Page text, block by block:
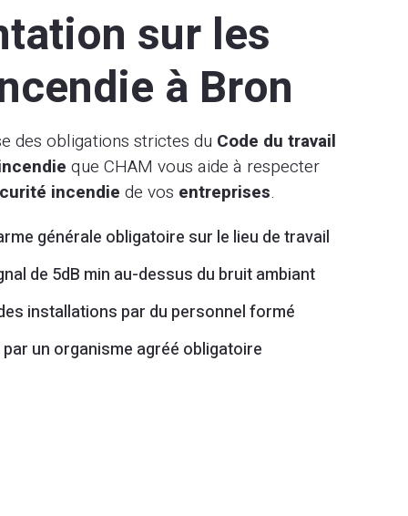
sur les
à Bron
des obligations strictes du Code du travail
que CHAM vous aide à respecter
incendie de vos entreprises.
générale obligatoire sur le lieu de travail
de 5dB min au-dessus du bruit ambiant
installations par du personnel formé
un organisme agréé obligatoire